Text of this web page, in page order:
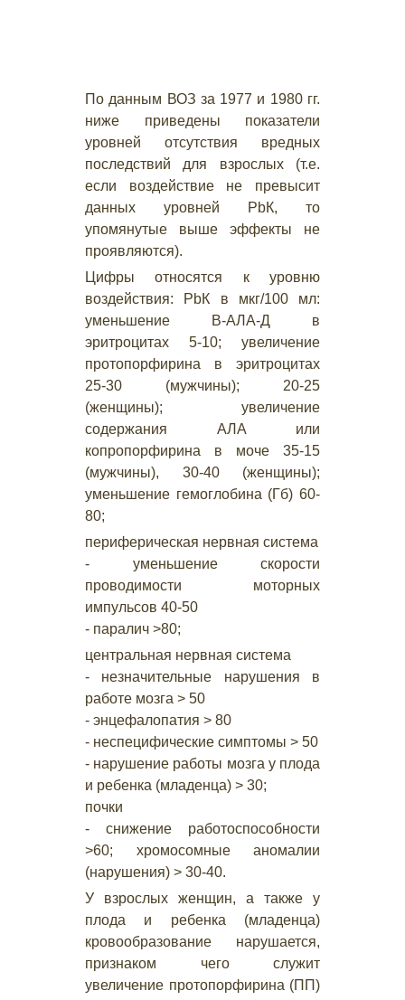
По данным ВОЗ за 1977 и 1980 гг.
ниже приведены показатели
уровней отсутствия вредных
последствий для взрослых (т.е.
если воздействие не превысит
данных уровней РbК, то
упомянутые выше эффекты не
проявляются).
Цифры относятся к уровню
воздействия: РbК в мкг/100 мл:
уменьшение B-АЛА-Д в
эритроцитах 5-10; увеличение
протопорфирина в эритроцитах
25-30 (мужчины); 20-25
(женщины); увеличение
содержания АЛА или
копропорфирина в моче 35-15
(мужчины), 30-40 (женщины);
уменьшение гемоглобина (Гб) 60-
80;
периферическая нервная система
- уменьшение скорости
проводимости моторных
импульсов 40-50
- паралич >80;
центральная нервная система
- незначительные нарушения в
работе мозга > 50
- энцефалопатия > 80
- неспецифические симптомы > 50
- нарушение работы мозга у плода
и ребенка (младенца) > 30;
почки
- снижение работоспособности
>60; хромосомные аномалии
(нарушения) > 30-40.
У взрослых женщин, а также у
плода и ребенка (младенца)
кровообразование нарушается,
признаком чего служит
увеличение протопорфирина (ПП)